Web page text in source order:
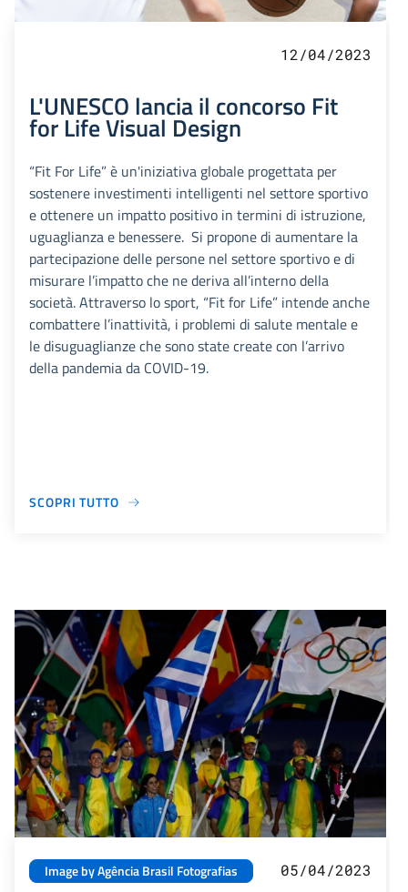
12/04/2023
L'UNESCO lancia il concorso Fit
for Life Visual Design
“Fit For Life” è un'iniziativa globale progettata per
sostenere investimenti intelligenti nel settore sportivo
e ottenere un impatto positivo in termini di istruzione,
uguaglianza e benessere. Si propone di aumentare la
partecipazione delle persone nel settore sportivo e di
misurare l’impatto che ne deriva all’interno della
società. Attraverso lo sport, “Fit for Life” intende anche
combattere l’inattività, i problemi di salute mentale e
le disuguaglianze che sono state create con l’arrivo
della pandemia da COVID-19.
SCOPRI TUTTO
Image by Agência Brasil Fotografias 05/04/2023